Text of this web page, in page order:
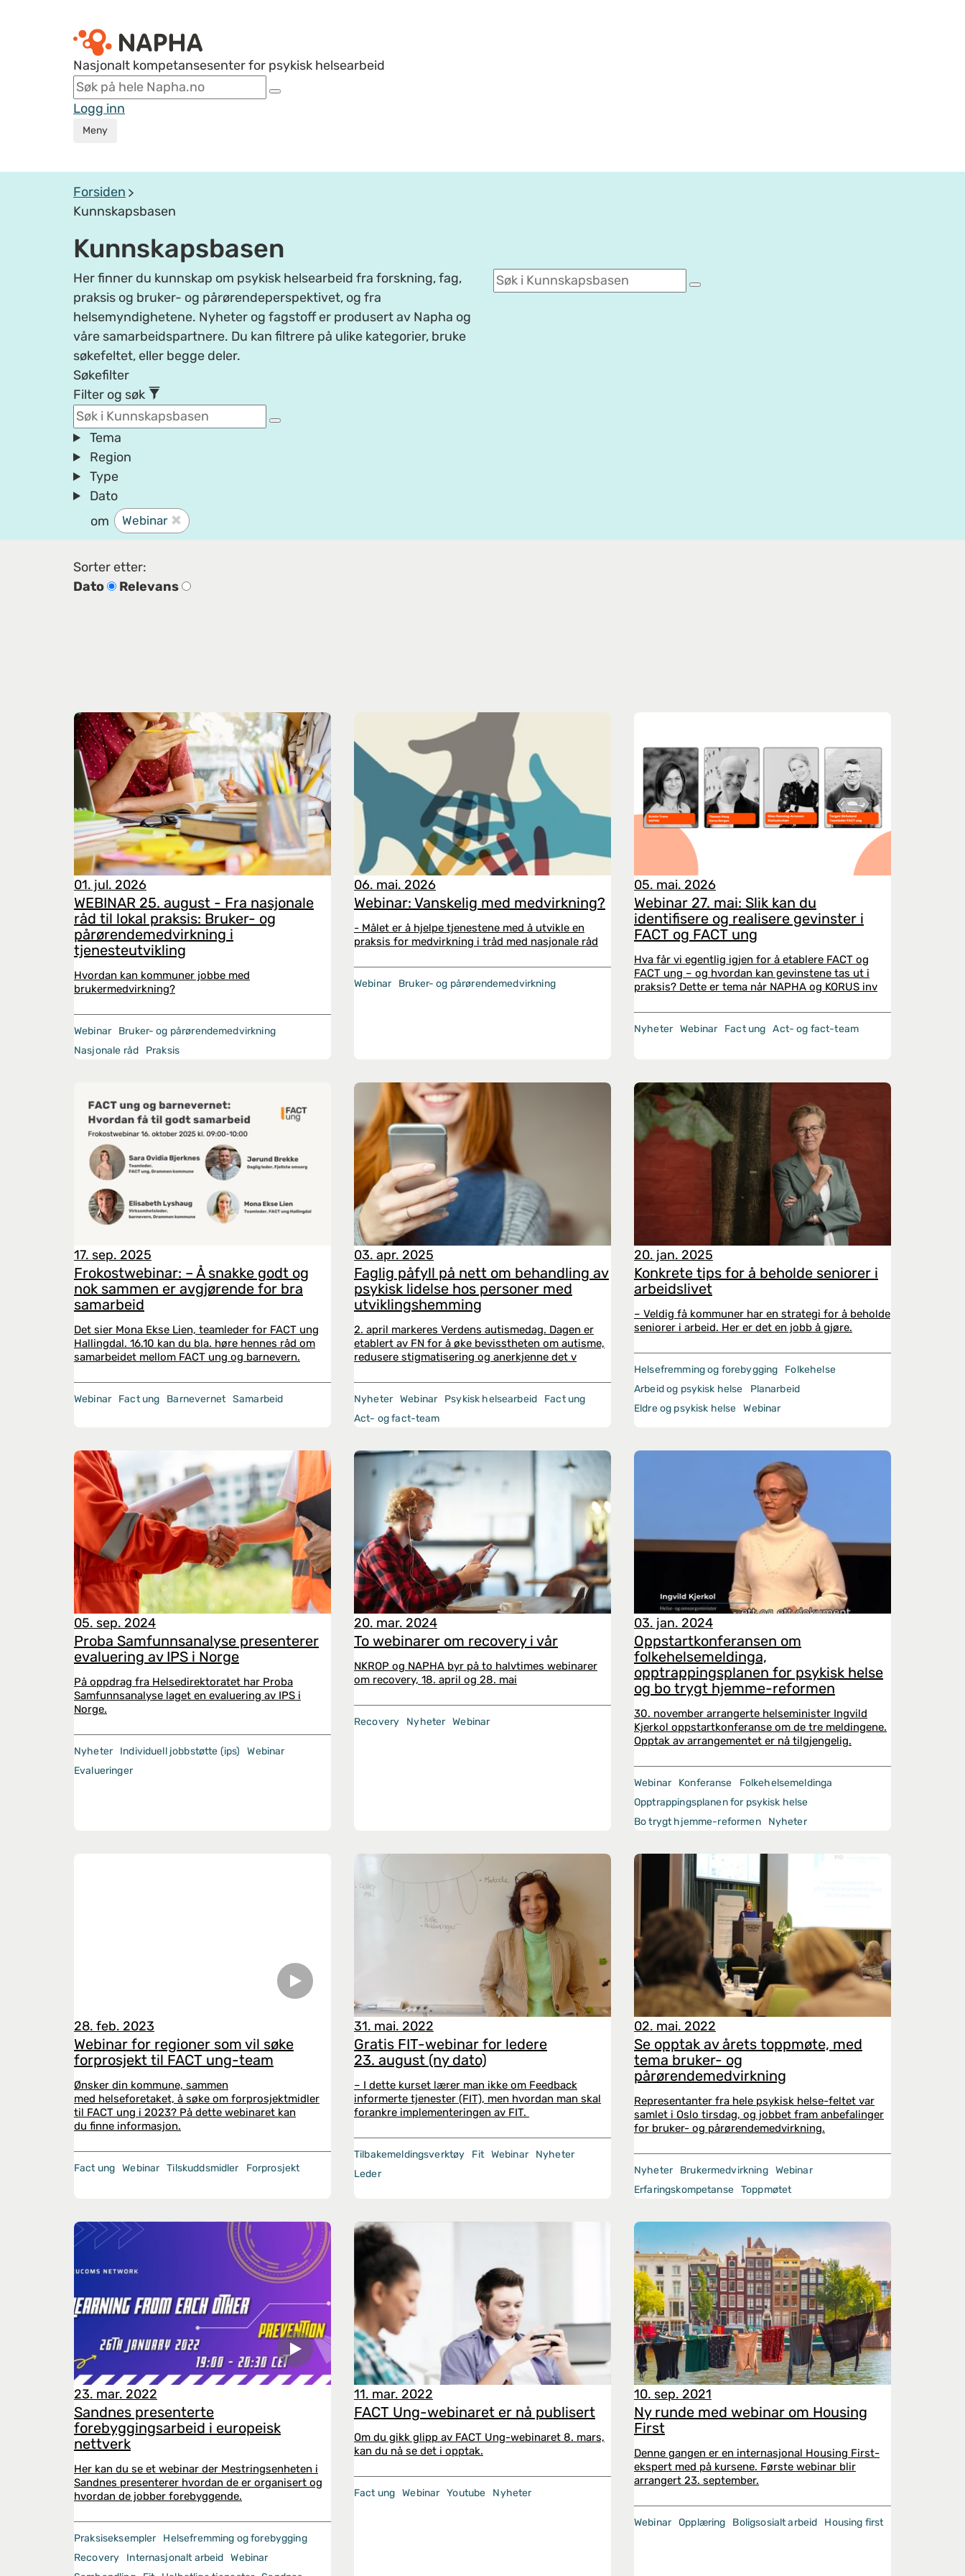
Nasjonalt kompetansesenter for psykisk helsearbeid
Logg inn
Meny
Forsiden
Kunnskapsbasen
Kunnskapsbasen
Her finner du kunnskap om psykisk helsearbeid fra forskning, fag,
praksis og bruker- og pårørendeperspektivet, og fra
helsemyndighetene. Nyheter og fagstoff er produsert av Napha og
våre samarbeidspartnere. Du kan filtrere på ulike kategorier, bruke
søkefeltet, eller begge deler.
Søkefilter
Filter og søk
Tema
Region
Type
Dato
om
Webinar
Sorter etter:
Dato
Relevans
01. jul. 2026
WEBINAR 25. august - Fra nasjonale
råd til lokal praksis: Bruker- og
pårørendemedvirkning i
tjenesteutvikling
Hvordan kan kommuner jobbe med
brukermedvirkning?
Webinar
Bruker- og pårørendemedvirkning
Nasjonale råd
Praksis
06. mai. 2026
Webinar: Vanskelig med medvirkning?
- Målet er å hjelpe tjenestene med å utvikle en
praksis for medvirkning i tråd med nasjonale råd
Webinar Bruker- og pårørendemedvirkning
05. mai. 2026
Webinar 27. mai: Slik kan du
identifisere og realisere gevinster i
FACT og FACT ung
Hva får vi egentlig igjen for å etablere FACT og
FACT ung – og hvordan kan gevinstene tas ut i
praksis? Dette er tema når NAPHA og KORUS inv
Nyheter Webinar Fact ung Act- og fact-team
17. sep. 2025
Frokostwebinar: – Å snakke godt og
nok sammen er avgjørende for bra
samarbeid
Det sier Mona Ekse Lien, teamleder for FACT ung
Hallingdal. 16.10 kan du bla. høre hennes råd om
samarbeidet mellom FACT ung og barnevern.
Webinar Fact ung Barnevernet Samarbeid
03. apr. 2025
Faglig påfyll på nett om behandling av
psykisk lidelse hos personer med
utviklingshemming
2. april markeres Verdens autismedag. Dagen er
etablert av FN for å øke bevisstheten om autisme,
redusere stigmatisering og anerkjenne det v
Nyheter Webinar Psykisk helsearbeid
Fact ung
Act- og fact-team
20. jan. 2025
Konkrete tips for å beholde seniorer i
arbeidslivet
– Veldig få kommuner har en strategi for å beholde
seniorer i arbeid. Her er det en jobb å gjøre.
Helsefremming og forebygging
Folkehelse
Arbeid og psykisk helse
Planarbeid
Eldre og psykisk helse
Webinar
05. sep. 2024
Proba Samfunnsanalyse presenterer
evaluering av IPS i Norge
På oppdrag fra Helsedirektoratet har Proba
Samfunnsanalyse laget en evaluering av IPS i
Norge.
Nyheter Individuell jobbstøtte (ips)
Webinar
Evalueringer
20. mar. 2024
To webinarer om recovery i vår
NKROP og NAPHA byr på to halvtimes webinarer
om recovery, 18. april og 28. mai
Recovery Nyheter Webinar
03. jan. 2024
Oppstartkonferansen om
folkehelsemeldinga,
opptrappingsplanen for psykisk helse
og bo trygt hjemme-reformen
30. november arrangerte helseminister Ingvild
Kjerkol oppstartkonferanse om de tre meldingene.
Opptak av arrangementet er nå tilgjengelig.
Webinar Konferanse
Folkehelsemeldinga
Opptrappingsplanen for psykisk helse
Bo trygt hjemme-reformen
Nyheter
28. feb. 2023
Webinar for regioner som vil søke
forprosjekt til FACT ung-team
Ønsker din kommune, sammen
med helseforetaket, å søke om forprosjektmidler
til FACT ung i 2023? På dette webinaret kan
du finne informasjon.
Fact ung Webinar Tilskuddsmidler Forprosjekt
31. mai. 2022
Gratis FIT-webinar for ledere
23. august (ny dato)
– I dette kurset lærer man ikke om Feedback
informerte tjenester (FIT), men hvordan man skal
forankre implementeringen av FIT.
Tilbakemeldingsverktøy Fit Webinar
Nyheter
Leder
02. mai. 2022
Se opptak av årets toppmøte, med
tema bruker- og
pårørendemedvirkning
Representanter fra hele psykisk helse-feltet var
samlet i Oslo tirsdag, og jobbet fram anbefalinger
for bruker- og pårørendemedvirkning.
Nyheter Brukermedvirkning
Webinar
Erfaringskompetanse Toppmøtet
23. mar. 2022
Sandnes presenterte
forebyggingsarbeid i europeisk
nettverk
Her kan du se et webinar der Mestringsenheten i
Sandnes presenterer hvordan de er organisert og
hvordan de jobber forebyggende.
Praksiseksempler
Helsefremming og forebygging
Recovery
Internasjonalt arbeid
Webinar
11. mar. 2022
FACT Ung-webinaret er nå publisert
Om du gikk glipp av FACT Ung-webinaret 8. mars,
kan du nå se det i opptak.
Fact ung Webinar Youtube Nyheter
10. sep. 2021
Ny runde med webinar om Housing
First
Denne gangen er en internasjonal Housing First-
ekspert med på kursene. Første webinar blir
arrangert 23. september.
Webinar Opplæring Boligsosialt arbeid Housing first